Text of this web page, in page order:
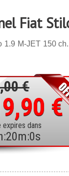
Fiat
1.9 M-JET 150
€
€
dans
h:19m:59